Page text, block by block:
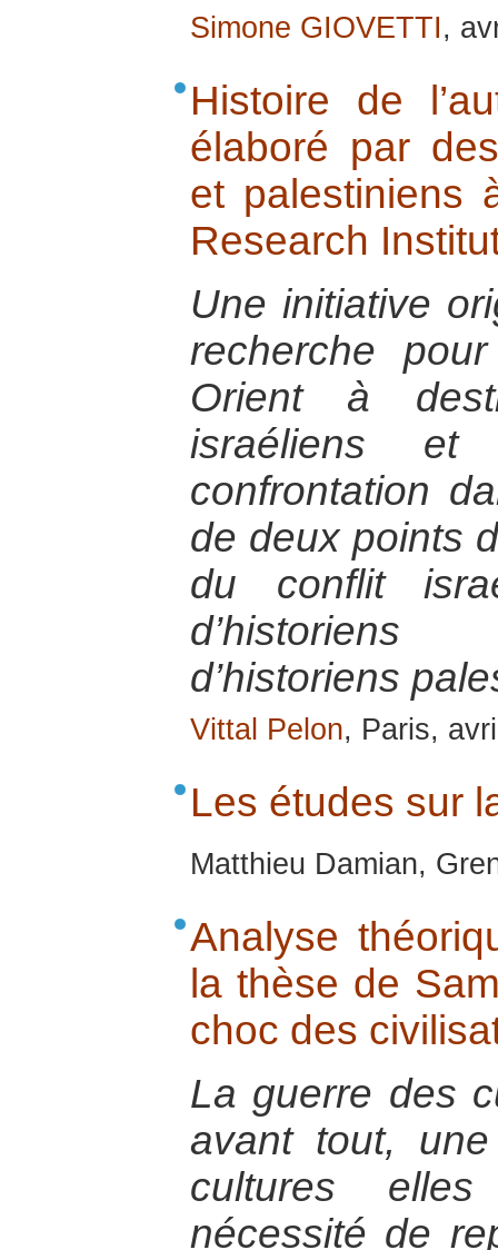
Simone GIOVETTI,
Histoire de
élaboré par
et palestiniens
Research
Une initiative
recherche
Orient à
israéliens
confrontation
de deux points
du conflit
d’historiens
Vittal Pelon, Paris,
Les études sur
Matthieu Damian,
Analyse
la thèse de
choc des
La guerre des
avant tout,
cultures
nécessité de